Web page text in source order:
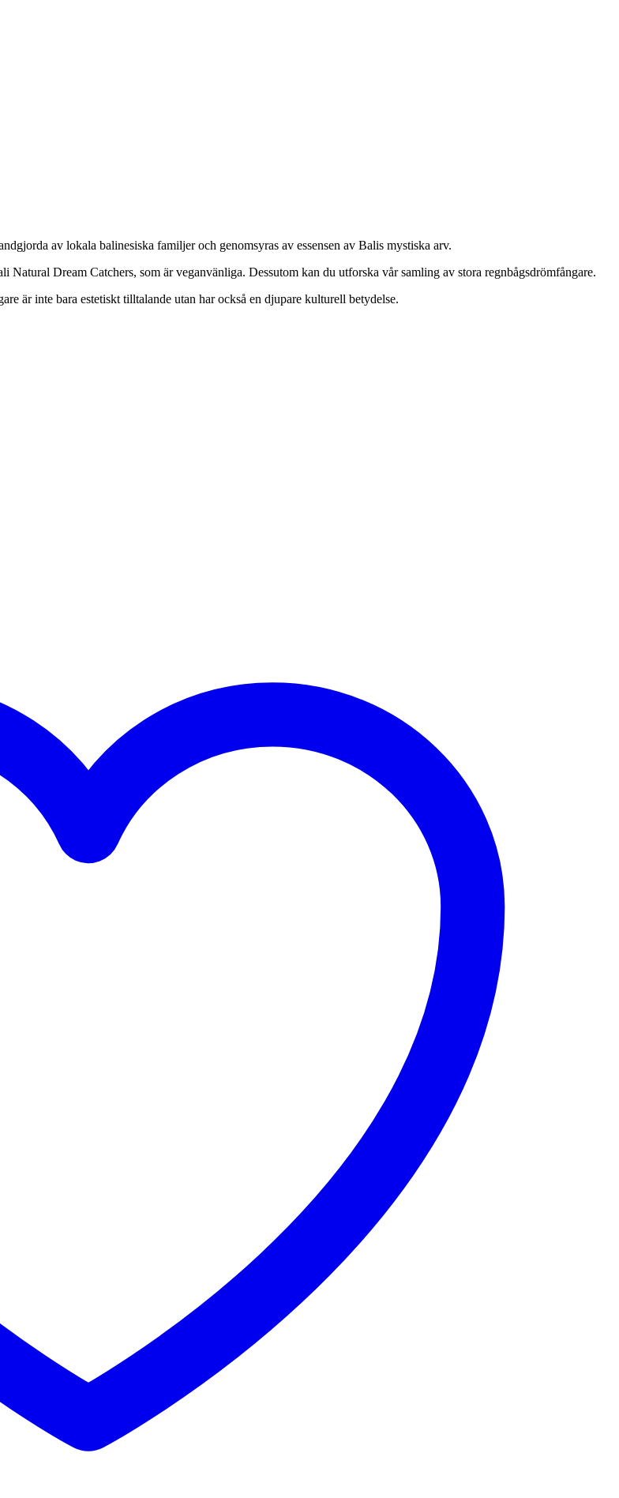
av lokala balinesiska familjer och genomsyras av essensen av Balis mystiska arv.
Dream Catchers, som är veganvänliga. Dessutom kan du utforska vår samling av stora regnbågsdrömfångare.
är inte bara estetiskt tilltalande utan har också en djupare kulturell betydelse.